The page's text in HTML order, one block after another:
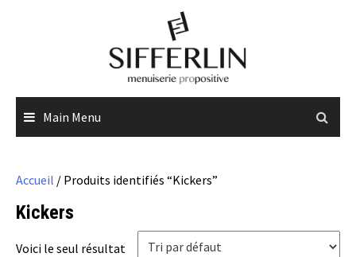
Main Menu
Accueil / Produits identifiés “Kickers”
Kickers
Voici le seul résultat